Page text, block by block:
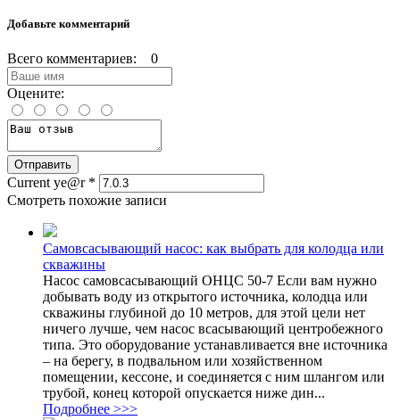
Добавьте комментарий
Всего комментариев: 0
Оцените:
Current ye@r *
Смотреть похожие записи
Самовсасывающий насос: как выбрать для колодца или
скважины
Насос самовсасывающий ОНЦС 50-7 Если вам нужно
добывать воду из открытого источника, колодца или
скважины глубиной до 10 метров, для этой цели нет
ничего лучше, чем насос всасывающий центробежного
типа. Это оборудование устанавливается вне источника
– на берегу, в подвальном или хозяйственном
помещении, кессоне, и соединяется с ним шлангом или
трубой, конец которой опускается ниже дин...
Подробнее >>>